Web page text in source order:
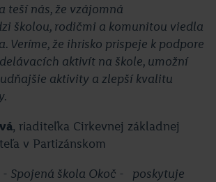
teší nás, že vzájomná
školou, rodičmi a komunitou viedla
Veríme, že ihrisko prispeje k podpore
aktivít na škole, umožní
aktivity a zlepší kvalitu
, riaditeľka Cirkevnej základnej
v Partizánskom
Spojená škola Okoč - poskytuje